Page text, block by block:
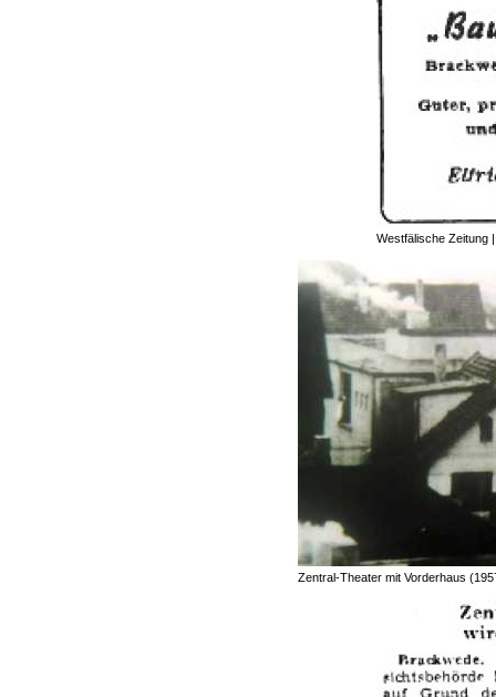
Westfälische Zeitung
Zentral-Theater mit Vorderhaus